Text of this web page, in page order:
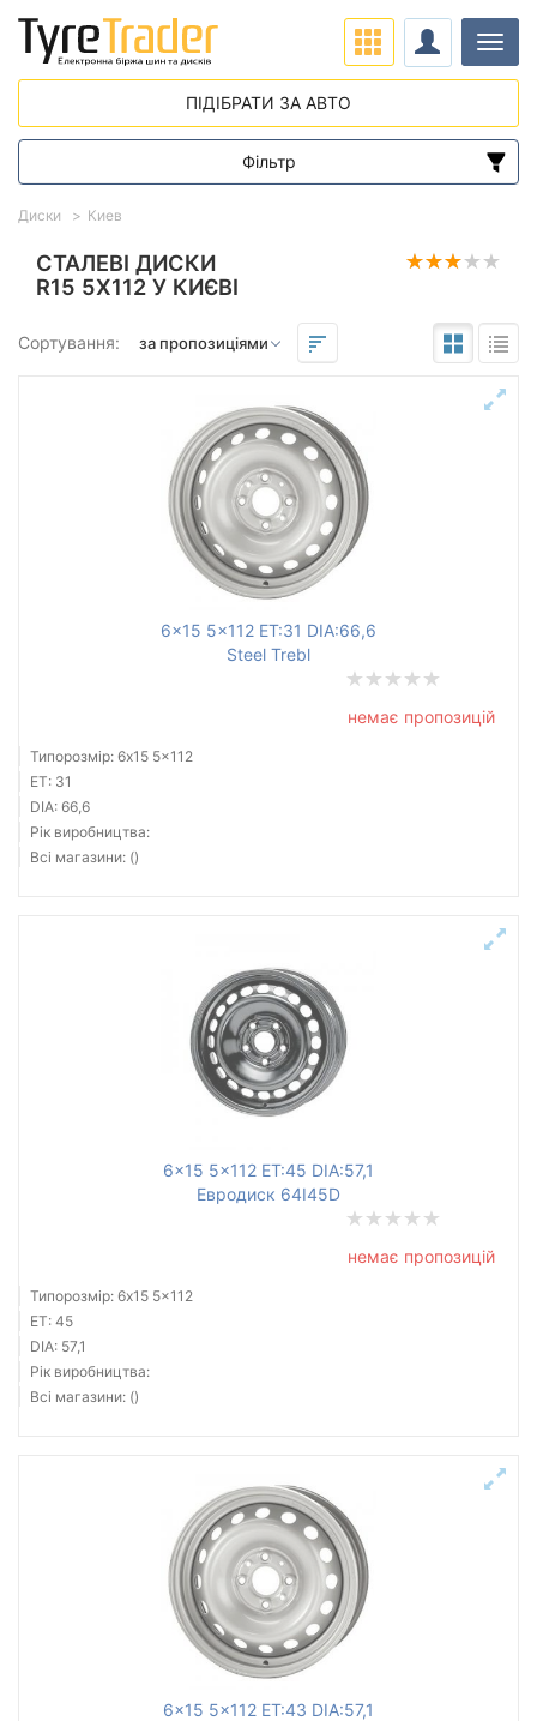
СТАЛЕВІ ДИСКИ
R15 5X112 У КИЄВІ
Сортування:
6x15 5x112 ET:31 DIA:66,6
Steel Trebl
немає пропозицій
Типорозмір: 6x15 5x112
ET: 31
DIA: 66,6
Рік виробництва:
Всі магазини: ()
6x15 5x112 ET:45 DIA:57,1
Евродиск 64I45D
немає пропозицій
Типорозмір: 6x15 5x112
ET: 45
DIA: 57,1
Рік виробництва:
Всі магазини: ()
6x15 5x112 ET:43 DIA:57,1
Диски Киев
ПІДІБРАТИ ЗА АВТО
Фільтр
Діапазон цін
від
до
до
Тип диска